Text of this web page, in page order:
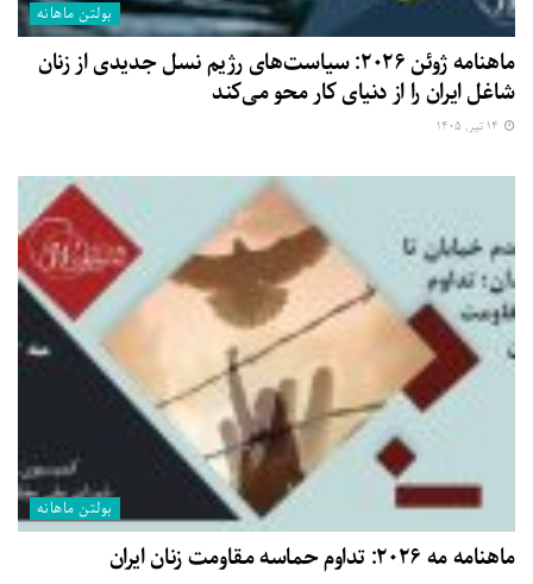
بولتن ماهانه
ماهنامه ژوئن ۲۰۲۶: سیاست‌های رژیم نسل جدیدی از زنان
شاغل ایران را از دنیای کار محو می‌کند
بولتن ماهانه
ماهنامه مه ۲۰۲۶: تداوم حماسه مقاومت زنان ایران